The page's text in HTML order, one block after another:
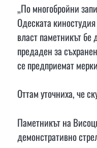
„По многобройни
Одеската
власт паметникът
предаден за
се предприемат
Оттам уточниха, че
Паметникът на
демонстративно